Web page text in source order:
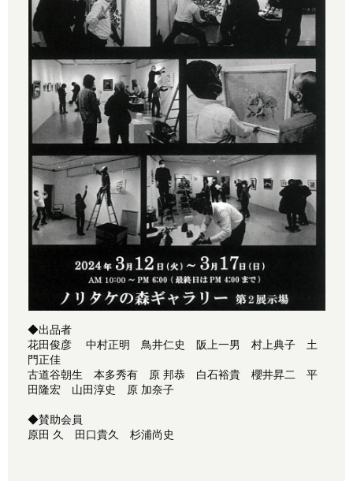
◆出品者
花田俊彦 中村正明 鳥井仁史 阪上一男 村上典子 土
門正佳
古道谷朝生 本多秀有 原 邦恭 白石裕貴 櫻井昇二 平
田隆宏 山田淳史 原 加奈子
◆賛助会員
原田 久 田口貴久 杉浦尚史